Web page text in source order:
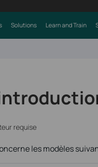
Solutions Learn and Train
requise
les modèles